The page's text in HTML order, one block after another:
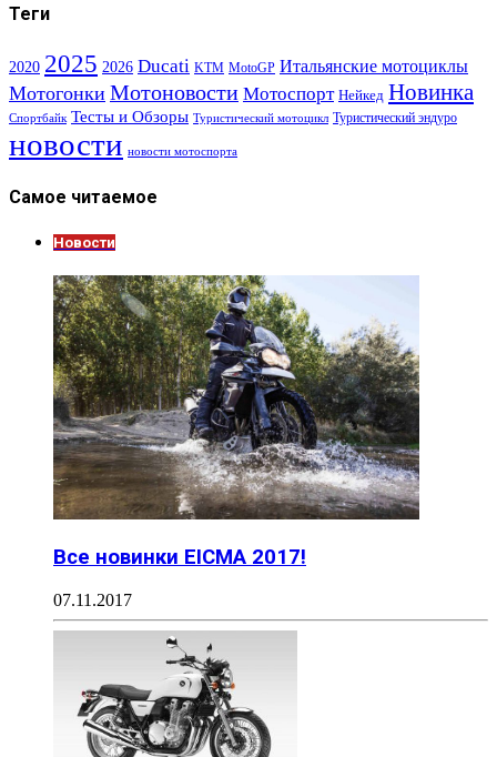
Теги
2020 2025 2026 Ducati KTM MotoGP Итальянские мотоциклы
Мотогонки Мотоновости Мотоспорт Нейкед Новинка
Спортбайк Тесты и Обзоры Туристический мотоцикл Туристический эндуро
новости новости мотоспорта
Самое читаемое
Новости
Все новинки EICMA 2017!
07.11.2017